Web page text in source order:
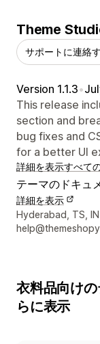
Theme
サポートに連絡
Version 1.1.3•
This release
section and
bug fixes and
for a better UI
詳細を表示すべて
テーマのドキュ
詳細を表示
デザイナーの連
Hyderabad, TS, IN
衣料品向け
らに表示